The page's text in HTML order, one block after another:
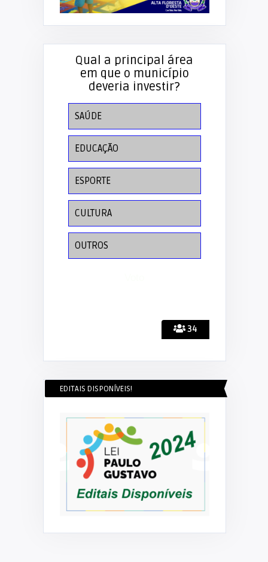
34
Qual a principal área
em que o município
deveria investir?
SAÚDE
EDUCAÇÃO
ESPORTE
CULTURA
OUTROS
EDITAIS DISPONÍVEIS!